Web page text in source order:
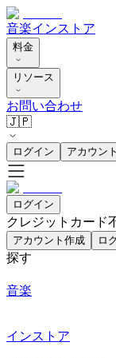
音楽インストア
料金
リソース
お問い合わせ
🇯🇵
ログイン アカウン
ログイン
クレジットカード
アカウント作成 ロ
探す
音楽
インストア